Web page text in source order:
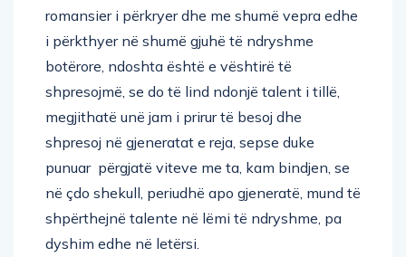
romansier i përkryer dhe me shumë vepra edhe
i përkthyer në shumë gjuhë të ndryshme
botërore, ndoshta është e vështirë të
shpresojmë, se do të lind ndonjë talent i tillë,
megjithatë unë jam i prirur të besoj dhe
shpresoj në gjeneratat e reja, sepse duke
punuar përgjatë viteve me ta, kam bindjen, se
në çdo shekull, periudhë apo gjeneratë, mund të
shpërthejnë talente në lëmi të ndryshme, pa
dyshim edhe në letërsi.